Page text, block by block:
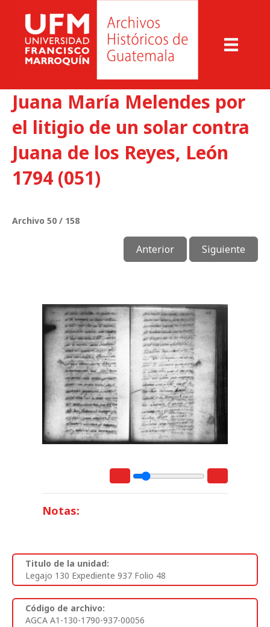
Juana María Melendes por
el litigio de un solar contra
Juana de los Reyes, León
1794 (051)
Archivo 50 / 158
Anterior Siguiente
Notas:
Titulo de la unidad:
Legajo 130 Expediente 937 Folio 48
Código de archivo:
AGCA A1-130-1790-937-00056